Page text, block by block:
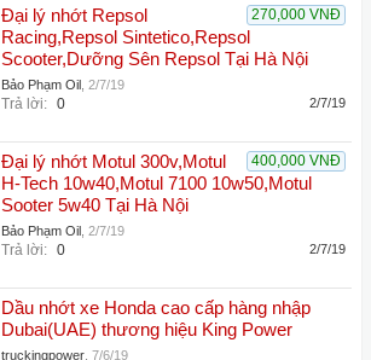
270,000 VNĐ
Đại lý nhớt Repsol
Racing,Repsol Sintetico,Repsol
Scooter,Dưỡng Sên Repsol Tại Hà Nội
Bảo Phạm Oil 2/7/19
Trả lời: 0 2/7/19
400,000 VNĐ
Đại lý nhớt Motul 300v,Motul
H-Tech 10w40,Motul 7100 10w50,Motul
Sooter 5w40 Tại Hà Nội
Bảo Phạm Oil 2/7/19
Trả lời: 0 2/7/19
Dầu nhớt xe Honda cao cấp hàng nhập
Dubai(UAE) thương hiệu King Power
truckingpower 7/6/19